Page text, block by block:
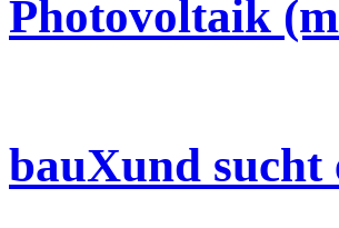
Photovoltaik
bauXund